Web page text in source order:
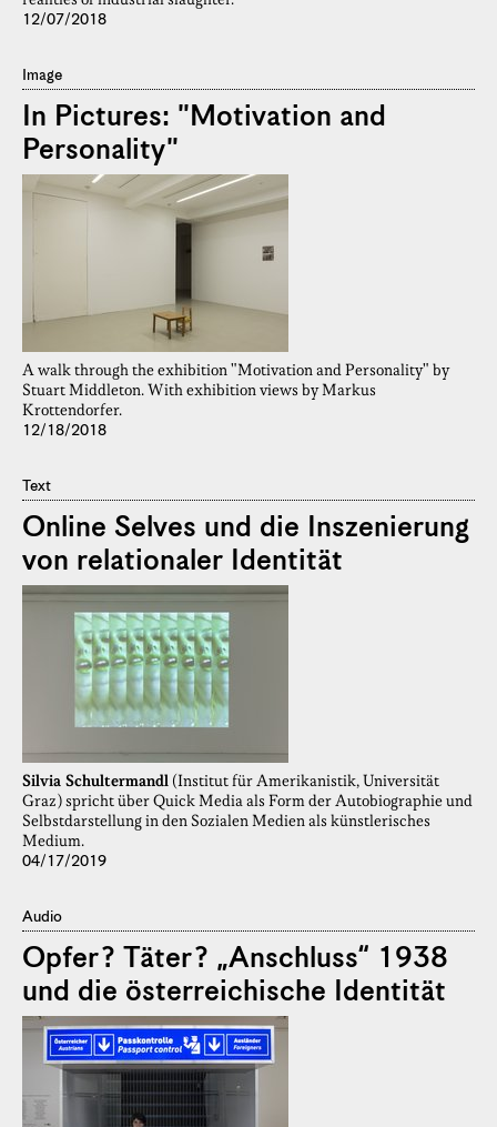
12/07/2018
Image
In Pictures: "Motivation and
Personality"
A walk through the exhibition "Motivation and Personality" by
Stuart Middleton. With exhibition views by Markus
Krottendorfer.
12/18/2018
Text
Online Selves und die Inszenierung
von relationaler Identität
Silvia Schultermandl (Institut für Amerikanistik, Universität
Graz) spricht über Quick Media als Form der Autobiographie und
Selbstdarstellung in den Sozialen Medien als künstlerisches
Medium.
04/17/2019
Audio
Opfer? Täter? „Anschluss“ 1938
und die österreichische Identität